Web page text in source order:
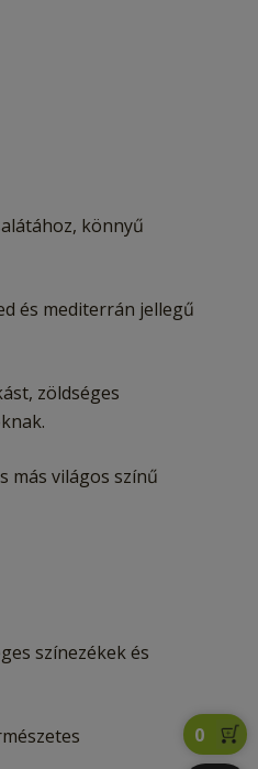
könnyű
és mediterrán jellegű
zöldséges
más világos színű
színezékek és
0